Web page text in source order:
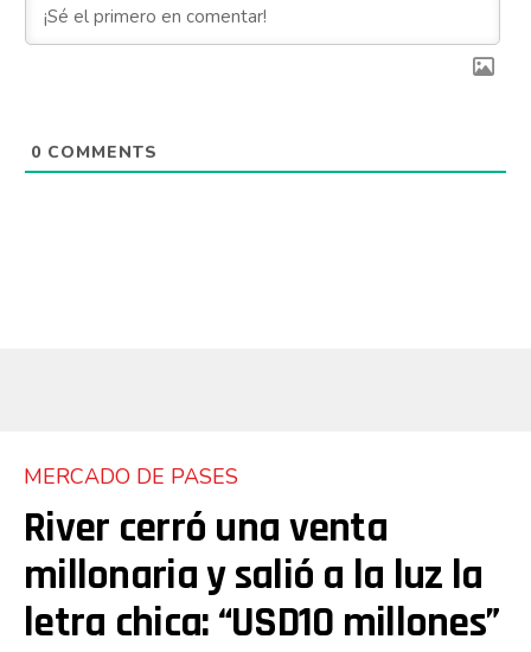
0 COMMENTS
MERCADO DE PASES
River cerró una venta
millonaria y salió a la luz la
letra chica: “USD10 millones”